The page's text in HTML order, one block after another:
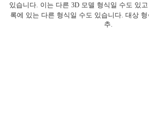
있습니다. 이는 다른 3D 모델 형식일 수도 있
록에 있는 다른 형식일 수도 있습니다. 대상 형
추.